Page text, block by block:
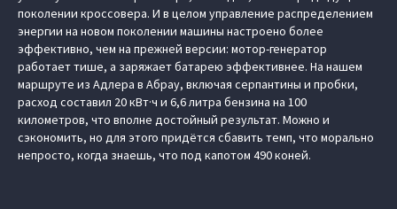
поколении кроссовера. И в целом управление распределением
энергии на новом поколении машины настроено более
эффективно, чем на прежней версии: мотор-генератор
работает тише, а заряжает батарею эффективнее. На нашем
маршруте из Адлера в Абрау, включая серпантины и пробки,
расход составил 20 кВт·ч и 6,6 литра бензина на 100
километров, что вполне достойный результат. Можно и
сэкономить, но для этого придётся сбавить темп, что морально
непросто, когда знаешь, что под капотом 490 коней.